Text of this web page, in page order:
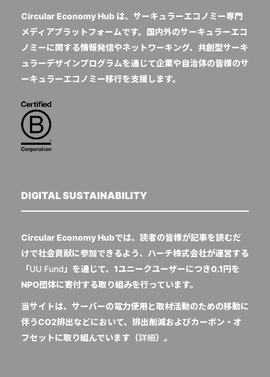
Circular Economy Hub は、サーキュラーエコノミー専門
メディアプラットフォームです。国内外のサーキュラーエコ
ノミーに関する情報発信やネットワーキング、共創型サーキ
ュラーデザインプログラムを通じて企業や自治体の皆様のサ
ーキュラーエコノミー移行を支援します。
DIGITAL SUSTAINABILITY
Circular Economy Hubでは、読者の皆様が記事を読むだ
けで社会貢献に参加できるよう、ハーチ株式会社が運営する
「UU Fund 」を通じて、1ユニークユーザーにつき0.1円を
NPO団体に寄付する取り組みを行っています。
当サイトは、サーバーの電力使用と取材活動のための移動に
伴うCO2排出などにおいて、排出削減およびカーボン・オ
フセットに取り組んでいます（詳細）。